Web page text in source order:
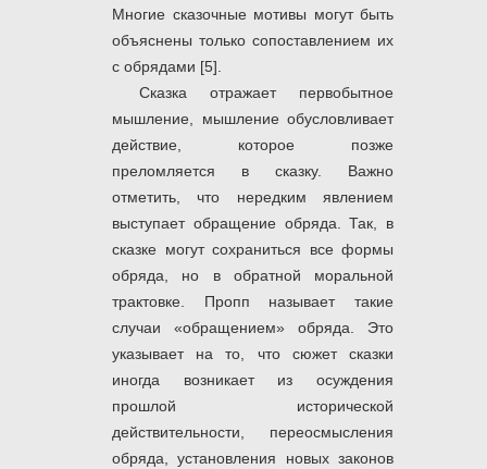
Многие сказочные мотивы могут быть
объяснены только сопоставлением их
с обрядами [5].
Сказка отражает первобытное
мышление, мышление обусловливает
действие, которое позже
преломляется в сказку. Важно
отметить, что нередким явлением
выступает обращение обряда. Так, в
сказке могут сохраниться все формы
обряда, но в обратной моральной
трактовке. Пропп называет такие
случаи «обращением» обряда. Это
указывает на то, что сюжет сказки
иногда возникает из осуждения
прошлой исторической
действительности, переосмысления
обряда, установления новых законов